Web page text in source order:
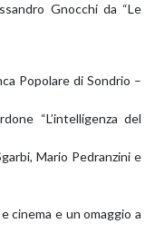
Gnocchi da “Le
Popolare di Sondrio –
“L’intelligenza del
Mario Pedranzini e
cinema e un omaggio a